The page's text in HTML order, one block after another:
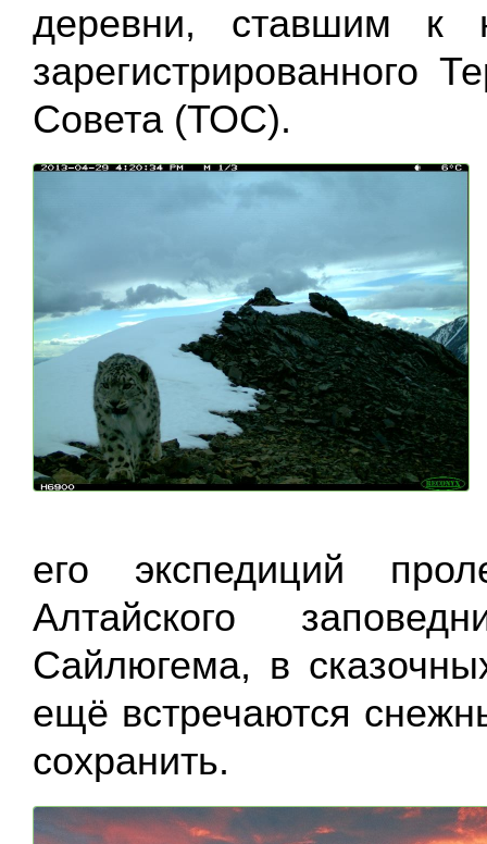
деревни, ставшим к
зарегистрированного
Совета (ТОС).
его экспедиций
Алтайского
Сайлюгема, в
ещё встречаются
сохранить.